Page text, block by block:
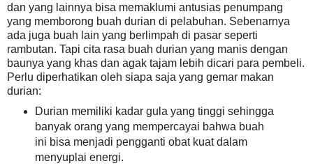
dan yang lainnya bisa memaklumi antusias penumpang
yang memborong buah durian di pelabuhan. Sebenarnya
ada juga buah lain yang berlimpah di pasar seperti
rambutan. Tapi cita rasa buah durian yang manis dengan
baunya yang khas dan agak tajam lebih dicari para pembeli.
Perlu diperhatikan oleh siapa saja yang gemar makan
durian:
Durian memiliki kadar gula yang tinggi sehingga
banyak orang yang mempercayai bahwa buah
ini bisa menjadi pengganti obat kuat dalam
menyuplai energi.